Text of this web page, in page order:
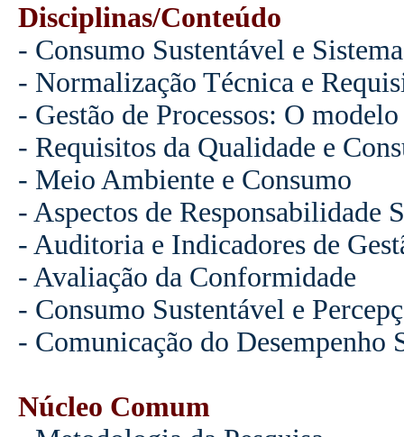
Disciplinas/Conteúdo
- Consumo Sustentável e
- Normalização Técnica e
- Gestão de Processos: O
- Requisitos da Qualidade e
- Meio Ambiente e Consumo
- Aspectos de Responsabilidade
- Auditoria e Indicadores de
- Avaliação da Conformidade
- Consumo Sustentável e
- Comunicação do Desempenho
Núcleo Comum